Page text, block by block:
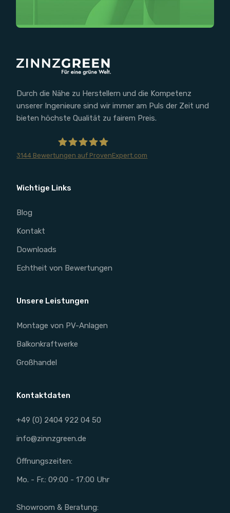
Durch die Nähe zu Herstellern und die Kompetenz
unserer Ingenieure sind wir immer am Puls der Zeit und
bieten höchste Qualität zu fairem Preis.
3144 Bewertungen auf ProvenExpert.com
Wichtige Links
Blog
Kontakt
Downloads
Echtheit von Bewertungen
Unsere Leistungen
Montage von PV-Anlagen
Balkonkraftwerke
Großhandel
Kontaktdaten
+49 (0) 2404 922 04 50
info@zinnzgreen.de
Öffnungszeiten:
Mo. - Fr.: 09:00 - 17:00 Uhr
Showroom & Beratung: